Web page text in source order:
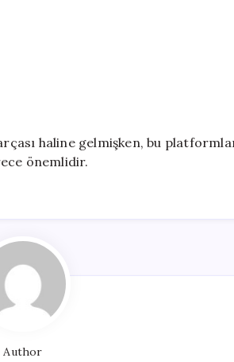
haline gelmişken, bu
önemlidir.
Author